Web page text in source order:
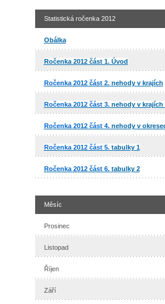
Statistická ročenka 2012
Obálka
Ročenka 2012 část 1. Úvod
Ročenka 2012 část 2.nehody v krajích
Ročenka 2012 část 3.nehody v krajích
Ročenka 2012 část 4.nehody v
Ročenka 2012 část 5.tabulky 1
Ročenka 2012 část 6. tabulky 2
Měsíc
Prosinec
Listopad
Říjen
Září